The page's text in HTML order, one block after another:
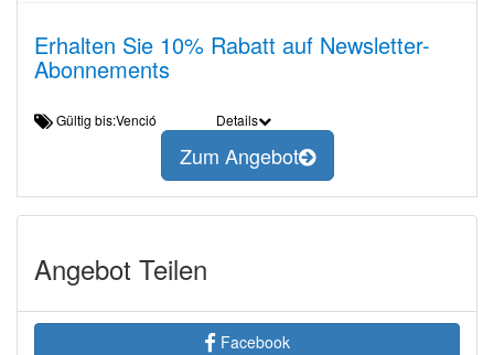
Erhalten Sie 10% Rabatt auf Newsletter-
Abonnements
Gültig bis:Venció Details
Zum Angebot
Angebot Teilen
Facebook